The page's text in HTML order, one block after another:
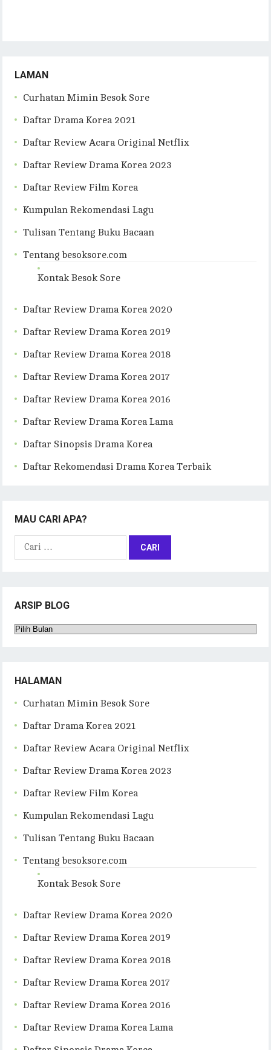
LAMAN
Curhatan Mimin Besok Sore
Daftar Drama Korea 2021
Daftar Review Acara Original Netflix
Daftar Review Drama Korea 2023
Daftar Review Film Korea
Kumpulan Rekomendasi Lagu
Tulisan Tentang Buku Bacaan
Tentang besoksore.com
Kontak Besok Sore
Daftar Review Drama Korea 2020
Daftar Review Drama Korea 2019
Daftar Review Drama Korea 2018
Daftar Review Drama Korea 2017
Daftar Review Drama Korea 2016
Daftar Review Drama Korea Lama
Daftar Sinopsis Drama Korea
Daftar Rekomendasi Drama Korea Terbaik
MAU CARI APA?
Cari
ARSIP BLOG
Arsip
HALAMAN
Curhatan Mimin Besok Sore
Daftar Drama Korea 2021
Daftar Review Acara Original Netflix
Daftar Review Drama Korea 2023
Daftar Review Film Korea
Kumpulan Rekomendasi Lagu
Tulisan Tentang Buku Bacaan
Tentang besoksore.com
Kontak Besok Sore
Daftar Review Drama Korea 2020
Daftar Review Drama Korea 2019
Daftar Review Drama Korea 2018
Daftar Review Drama Korea 2017
Daftar Review Drama Korea 2016
Daftar Review Drama Korea Lama